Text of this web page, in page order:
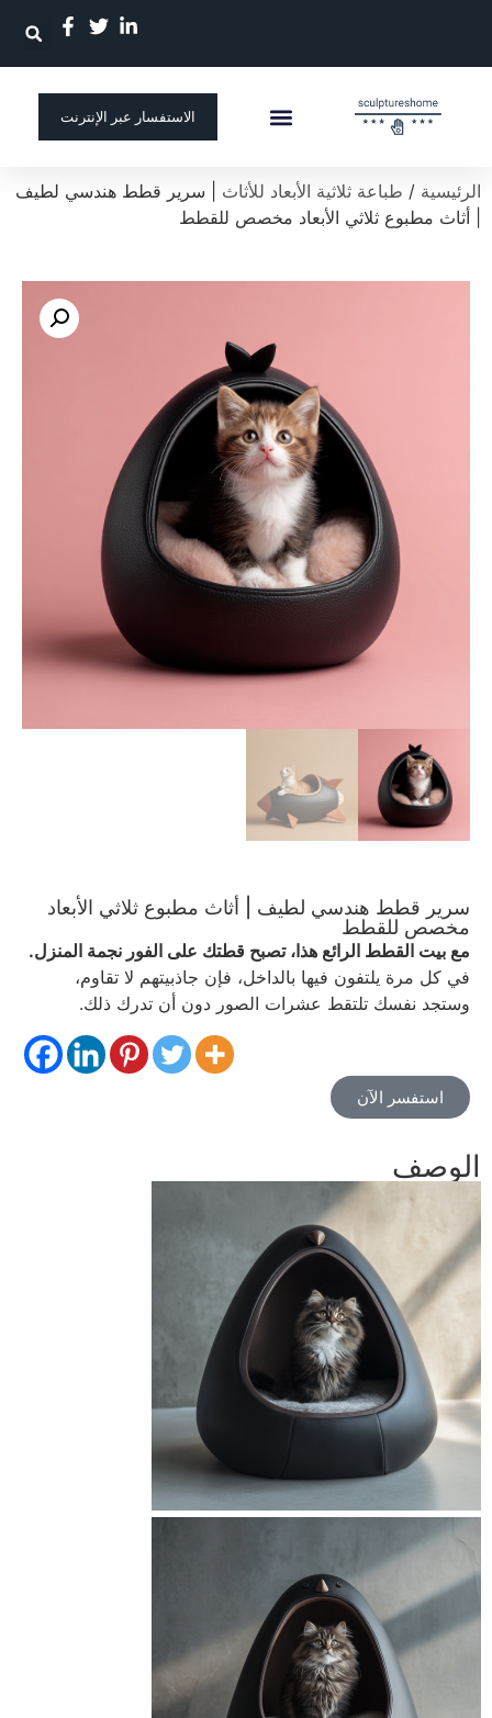
الاستفسار عبر الإنترنت
الرئيسية / طباعة ثلاثية الأبعاد للأثاث | سرير قطط هندسي لطيف
| أثاث مطبوع ثلاثي الأبعاد مخصص للقطط
سرير قطط هندسي لطيف | أثاث مطبوع ثلاثي الأبعاد
مخصص للقطط
مع بيت القطط الرائع هذا، تصبح قطتك على الفور نجمة المنزل.
في كل مرة يلتفون فيها بالداخل، فإن جاذبيتهم لا تقاوم،
وستجد نفسك تلتقط عشرات الصور دون أن تدرك ذلك.
استفسر الآن
الوصف